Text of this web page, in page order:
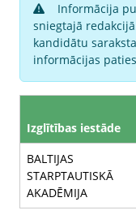
Informācija
sniegtajā
kandidātu
informācijas
Izglītības iestāde
BALTIJAS
STARPTAUTISKĀ
AKADĒMIJA